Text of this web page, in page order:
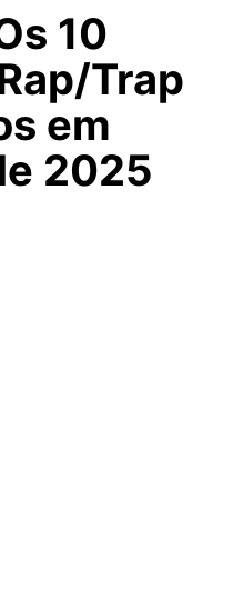
10
Trap
em
2025